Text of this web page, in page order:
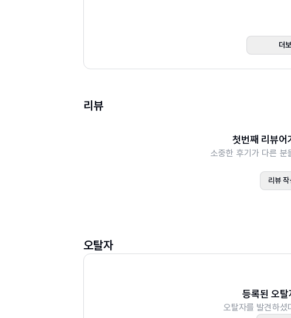
_#06 공유 라이브러리를 검색할 디렉터리
_#07 dlopen에 의한 라이브러리 실행 시 로드와
_#08 IFUNC를 사용하여 실행 시 구현 전환하기
_#10 TLS의 구조 이해하기
_#12 보조 벡터를 사용하여 프로세스에 정보 넘기기
_#13 정적 링크와 ASLR의 관계
_#14 sold를 사용하여 의존하는 공유 라이브러리
_#19 DWARF Expression 실행하기: DWARF I
더
리뷰
첫번째 리뷰어
소중한 후기가 다른 분
리뷰 작
오탈자
등록된 오
오탈자를 발견하셨